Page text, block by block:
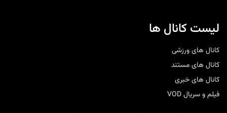
لیست کانال ها
کانال های ورزشی
کانال های مستند
کانال های خبری
فیلم و سریال VOD